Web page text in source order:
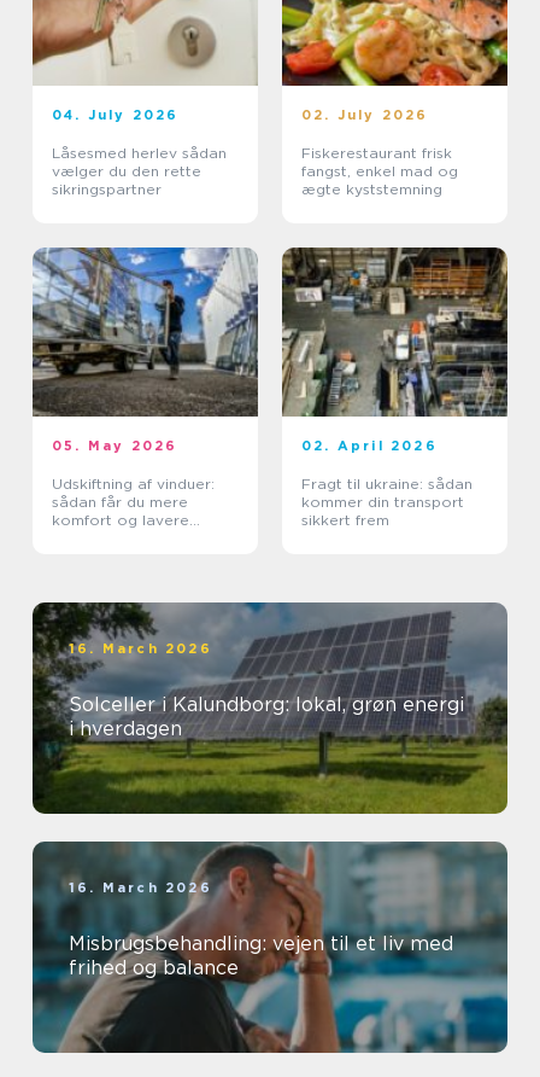
04. July 2026
Låsesmed herlev sådan
vælger du den rette
sikringspartner
02. July 2026
Fiskerestaurant frisk
fangst, enkel mad og
ægte kyststemning
05. May 2026
Udskiftning af vinduer:
sådan får du mere
komfort og lavere
02. April 2026
Fragt til ukraine: sådan
kommer din transport
sikkert frem
16. March 2026
Solceller i Kalundborg: lokal, grøn energi
i hverdagen
16. March 2026
Misbrugsbehandling: vejen til et liv med
frihed og balance